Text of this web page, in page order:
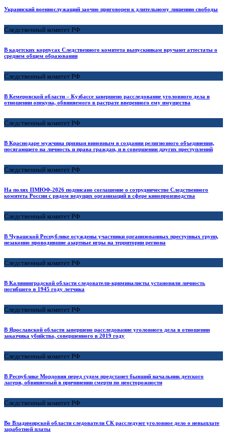
Украинский военнослужащий заочно приговорен к длительному лишению свободы
Следственный комитет РФ
В кадетских корпусах Следственного комитета выпускникам вручают аттестаты о
среднем общем образовании
Следственный комитет РФ
В Кемеровской области – Кузбассе завершено расследование уголовного дела в
отношении опекуна, обвиняемого в растрате вверенного ему имущества
Следственный комитет РФ
В Краснодаре мужчина признан виновным в создании религиозного объединения,
посягающего на личность и права граждан, и в совершении других преступлений
Следственный комитет РФ
На полях ПМЮФ-2026 подписано соглашение о сотрудничестве Следственного
комитета России с рядом ведущих организаций в сфере кинопроизводства
Следственный комитет РФ
В Чувашской Республике осуждены участники организованных преступных групп,
незаконно проводившие азартные игры на территории региона
Следственный комитет РФ
В Калининградской области следователи-криминалисты установили личность
погибшего в 1945 году летчика
Следственный комитет РФ
В Ярославской области завершено расследование уголовного дела в отношении
заказчика убийства, совершенного в 2019 году
Следственный комитет РФ
В Республике Мордовия перед судом предстанет бывший начальник детского
лагеря, обвиняемый в причинении смерти по неосторожности
Следственный комитет РФ
Во Владимирской области следователи СК расследуют уголовное дело о невыплате
заработной платы